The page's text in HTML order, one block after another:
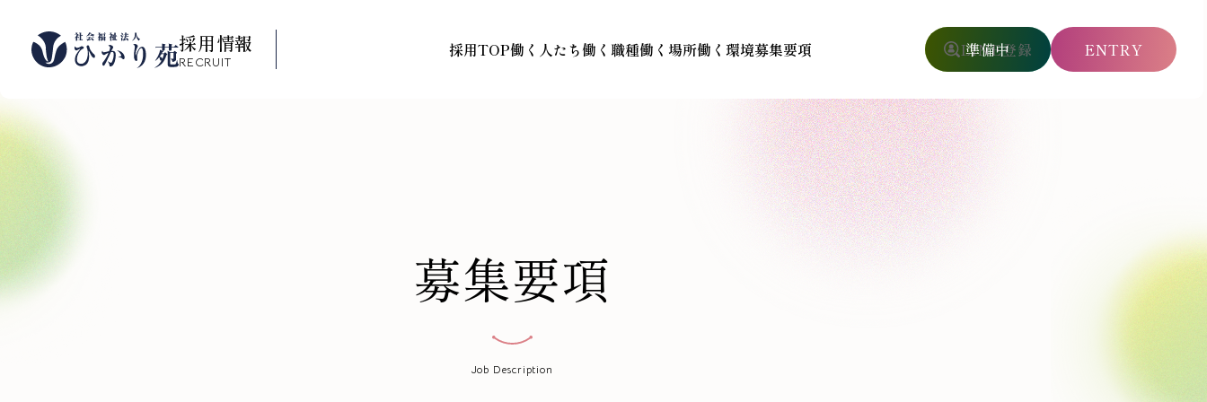
採用情報
RECRUIT
採用TOP働く人たち働く職種働く場所働く環境募集要項 LINE登録 ENTRY
募集要項
Job Description